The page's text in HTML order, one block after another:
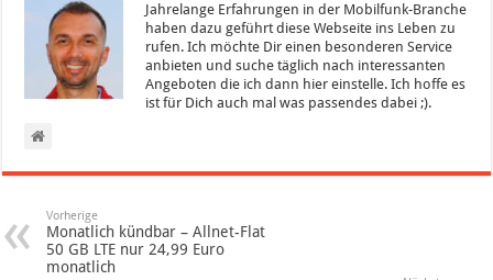
Jahrelange Erfahrungen in der Mobilfunk-Branche
haben dazu geführt diese Webseite ins Leben zu
rufen. Ich möchte Dir einen besonderen Service
anbieten und suche täglich nach interessanten
Angeboten die ich dann hier einstelle. Ich hoffe es
ist für Dich auch mal was passendes dabei ;).
Vorherige
Monatlich kündbar – Allnet-Flat
50 GB LTE nur 24,99 Euro
monatlich